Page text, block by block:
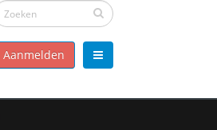
Aanmelden